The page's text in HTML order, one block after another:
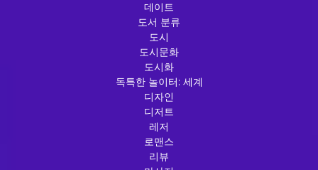
데이트
도서 분류
도시
도시문화
도시화
독특한 놀이터: 세계
디자인
디저트
레저
로맨스
리뷰